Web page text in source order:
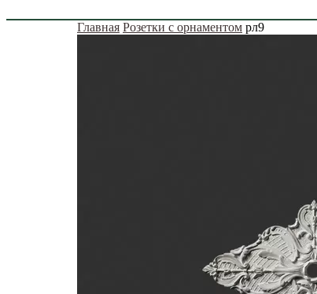
Главная Розетки с орнаментом рл9